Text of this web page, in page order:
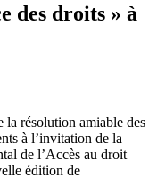
des droits » à
la résolution amiable des
à l’invitation de la
de l’Accès au droit
édition de